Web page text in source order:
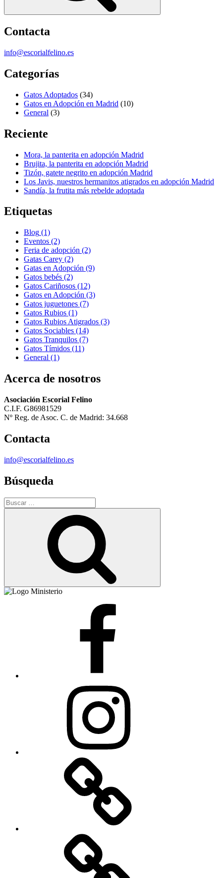
Contacta
info@escorialfelino.es
Categorías
Gatos Adoptados (34)
Gatos en Adopción en Madrid (10)
General (3)
Reciente
Mora, la panterita en adopción Madrid
Brujita, la panterita en adopción Madrid
Tizón, gatete negrito en adopción Madrid
Los Javis, nuestros hermanitos atigrados en adopción Madrid
Sandía, la frutita más rebelde adoptada
Etiquetas
Blog (1)
Eventos (2)
Feria de adopción (2)
Gatas Carey (2)
Gatas en Adopción (9)
Gatos bebés (2)
Gatos Cariñosos (12)
Gatos en Adopción (3)
Gatos juguetones (7)
Gatos Rubios (1)
Gatos Rubios Atigrados (3)
Gatos Sociables (14)
Gatos Tranquilos (7)
Gatos Tímidos (11)
General (1)
Acerca de nosotros
Asociación Escorial Felino
C.I.F. G86981529
Nº Reg. de Asoc. C. de Madrid: 34.668
Contacta
info@escorialfelino.es
Búsqueda
Buscar
por: